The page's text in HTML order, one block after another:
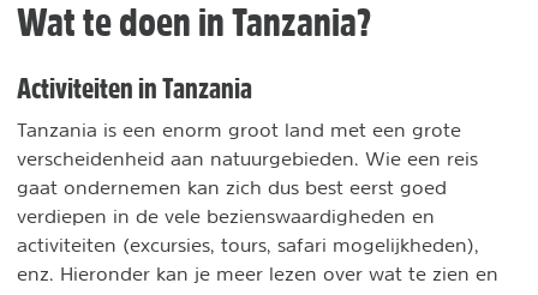
Wat te doen in Tanzania?
Activiteiten in Tanzania
Tanzania is een enorm groot land met een grote
verscheidenheid aan natuurgebieden. Wie een reis
gaat ondernemen kan zich dus best eerst goed
verdiepen in de vele bezienswaardigheden en
activiteiten (excursies, tours, safari mogelijkheden),
enz. Hieronder kan je meer lezen over wat te zien en